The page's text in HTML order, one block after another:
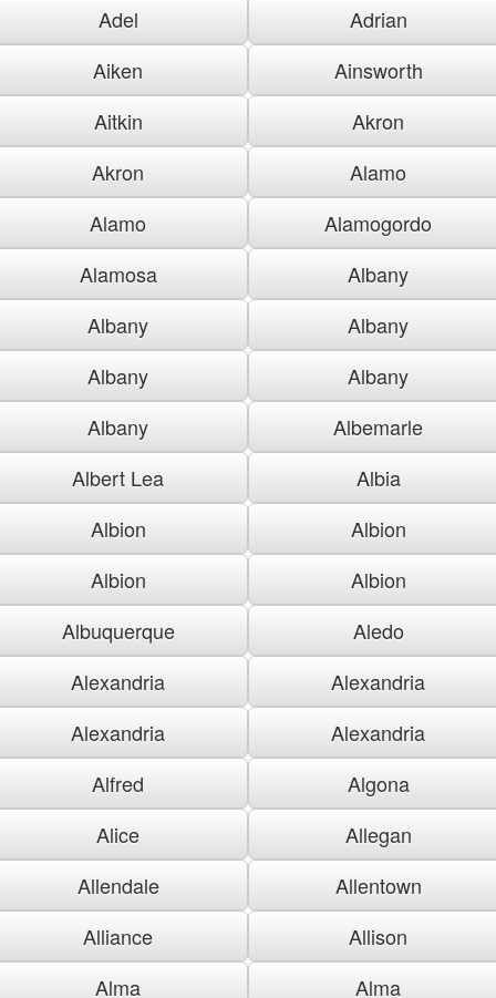
Adel
Adrian
Aiken
Ainsworth
Aitkin
Akron
Akron
Alamo
Alamo
Alamogordo
Alamosa
Albany
Albany
Albany
Albany
Albany
Albany
Albemarle
Albert Lea
Albia
Albion
Albion
Albion
Albion
Albuquerque
Aledo
Alexandria
Alexandria
Alexandria
Alexandria
Alfred
Algona
Alice
Allegan
Allendale
Allentown
Alliance
Allison
Alma
Alma